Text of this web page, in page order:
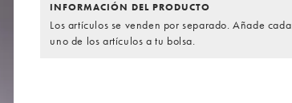
INFORMACIÓN DEL PRODUCTO
Los artículos se venden por separado. Añade cada
uno de los artículos a tu bolsa.